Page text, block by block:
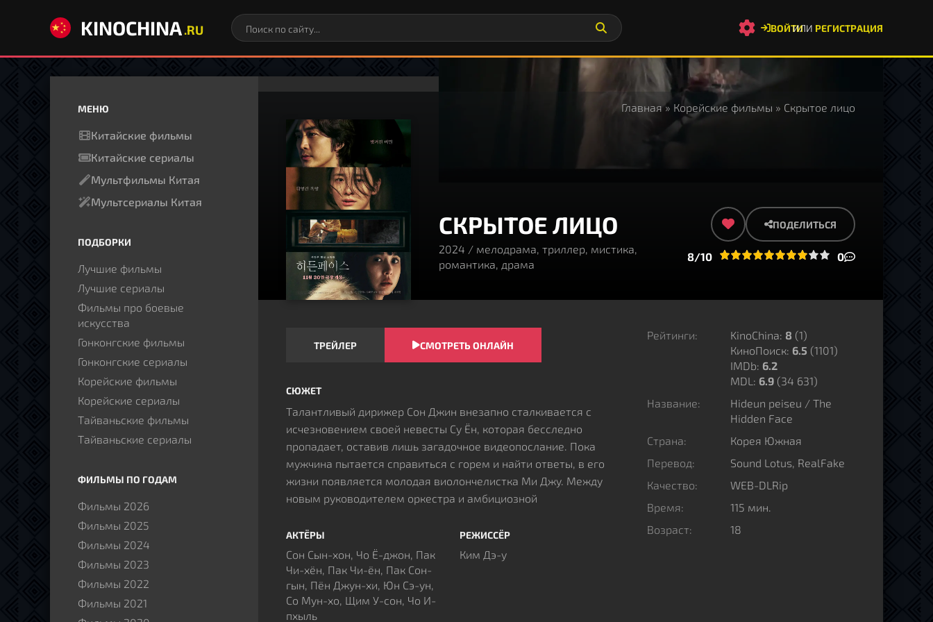
KINOCHINA.RU ВОЙТИИЛИ РЕГИСТРАЦИЯ
Главная» Корейские фильмы » Скрытое лицо
СКРЫТОЕ ЛИЦО ПОДЕЛИТЬСЯ
2024 / мелодрама, триллер, мистика,
романтика, драма
8/10
80 4 5 6 7 8 9 10 0
ТРЕЙЛЕР СМОТРЕТЬ ОНЛАЙН
СЮЖЕТ
Талантливый дирижер Сон Джин внезапно сталкивается с
исчезновением своей невесты Су Ён, которая бесследно
пропадает, оставив лишь загадочное видеопослание. Пока
мужчина пытается справиться с горем и найти ответы, в его
жизни появляется молодая виолончелистка Ми Джу. Между
новым руководителем оркестра и амбициозной
наполненный тайнами и скрытым соперничеством. Однако
влюбленные не подозревают, что за каждым их движением
внимательно наблюдают из потайной комнаты внутри дома.
Оказывается, пропавшая девушка заперта в секретном
пространстве за зеркалом, откуда вынуждена созерцать
АКТЁРЫ
Сон Сын-хон, Чо Ё-джон, Пак
Чи-хён, Пак Чи-ён, Пак Сон-
гын, Пён Джун-хи, Юн Сэ-ун,
Со Мун-хо, Щим У-сон, Чо И-
пхыль
РЕЖИССЁР
Ким Дэ-у
Рейтинги: KinoChina: 8 (1)
КиноПоиск: 6.5 (1101)
IMDb: 6.2
MDL: 6.9 (34 631)
Название:
Hideun peiseu / The
Hidden Face
Страна:
Корея Южная
Перевод:
Sound Lotus, RealFake
Качество:
WEB-DLRip
Время:
115 мин.
Возраст:
18
МЕНЮ
Китайские фильмы
Китайские сериалы
Мультфильмы Китая
Мультсериалы Китая
ПОДБОРКИ
Лучшие фильмы
Лучшие сериалы
Фильмы про боевые
искусства
Гонконгские фильмы
Гонконгские сериалы
Корейские фильмы
Корейские сериалы
Тайваньские фильмы
Тайваньские сериалы
ФИЛЬМЫ ПО ГОДАМ
Фильмы 2026
Фильмы 2025
Фильмы 2024
Фильмы 2023
Фильмы 2022
Фильмы 2021